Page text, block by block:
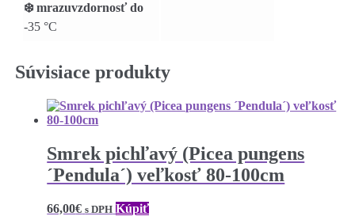
❄️ mrazuvzdornosť do
-35 °C
Súvisiace produkty
Smrek pichľavý (Picea pungens
´Pendula´) veľkosť 80-100cm
66,00€ s DPH Kúpiť